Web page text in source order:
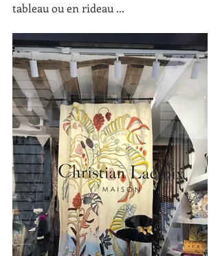
tableau ou en rideau ...